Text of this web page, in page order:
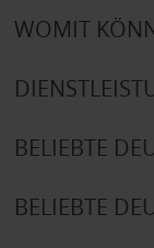
WOMIT
BELIEBTE
BELIEBTE